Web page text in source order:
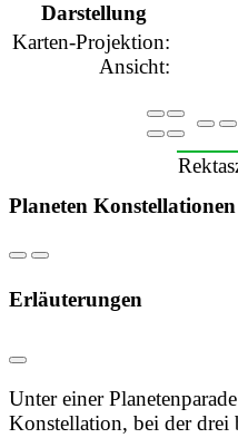
Darstellung
Karten-Projektion:
Ansicht:
Planeten Konstellationen
Erläuterungen
Unter einerPlanetenparade
Konstellation, bei der drei